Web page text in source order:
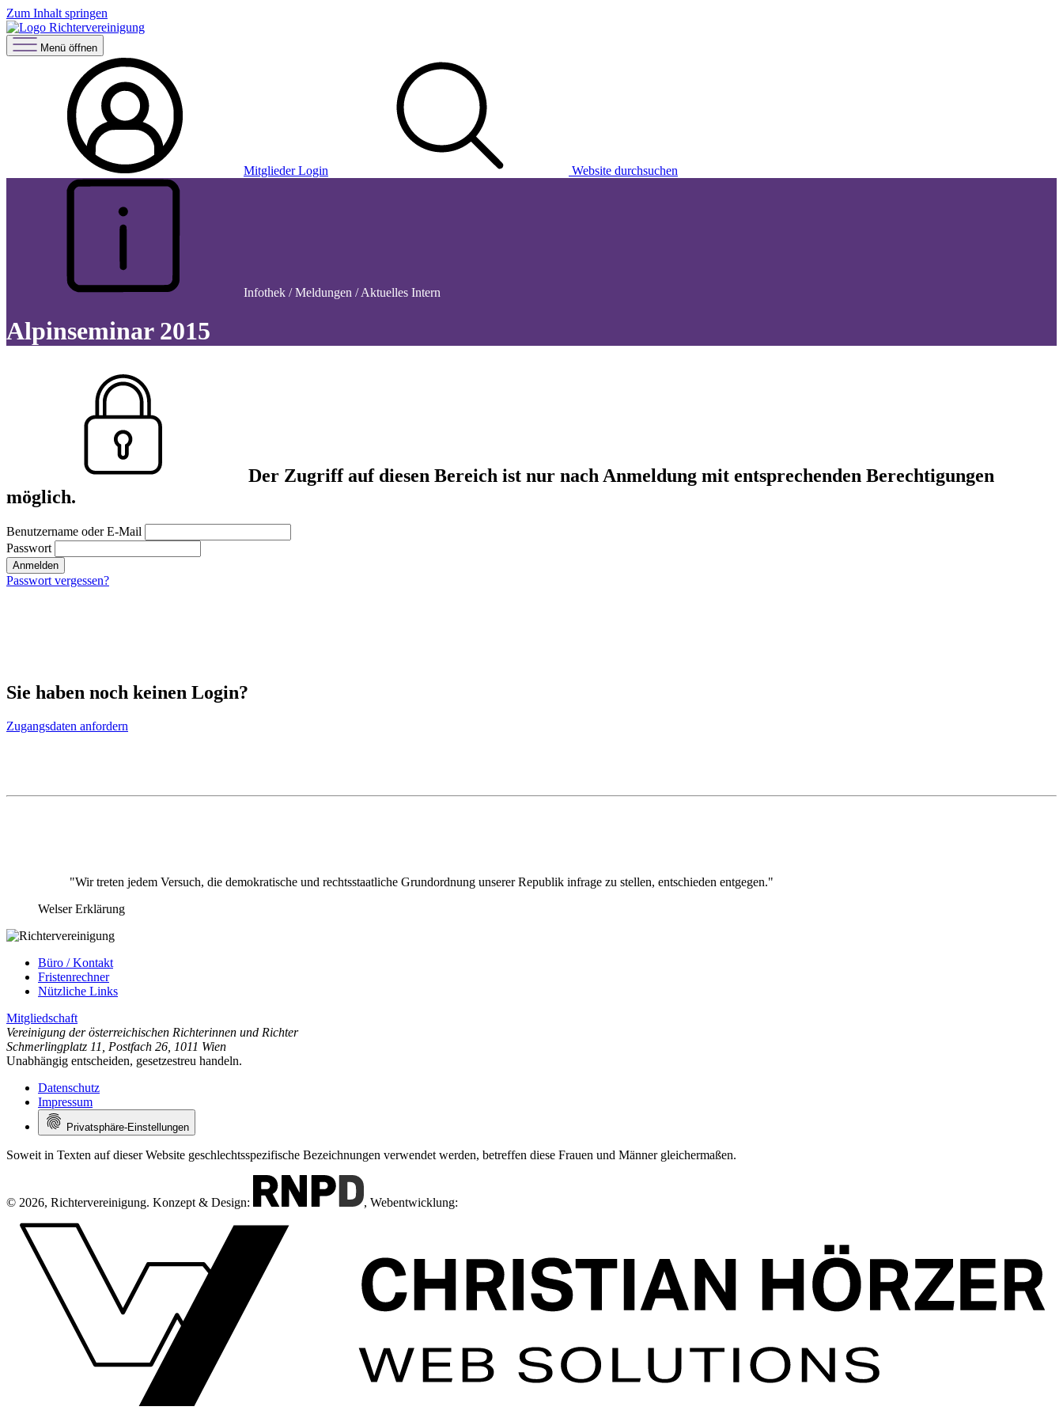
Zum Inhalt springen
Menü öffnen
Mitglieder Login Website durchsuchen
Infothek / Meldungen / Aktuelles Intern
Alpinseminar 2015
Der Zugriff auf diesen Bereich ist nur nach Anmeldung mit entsprechenden Berechtigungen
möglich.
Benutzername oder E-Mail
Passwort
Anmelden
Passwort vergessen?
Sie haben noch keinen Login?
Zugangsdaten anfordern
"Wir treten jedem Versuch, die demokratische und rechtsstaatliche Grundordnung unserer Republik infrage zu stellen, entschieden entgegen."
Welser Erklärung
Büro / Kontakt
Fristenrechner
Nützliche Links
Mitgliedschaft
Vereinigung der österreichischen Richterinnen und Richter
Schmerlingplatz 11, Postfach 26, 1011 Wien
Unabhängig entscheiden, gesetzestreu handeln.
Datenschutz
Impressum
Privatsphäre-Einstellungen
Soweit in Texten auf dieser Website geschlechtsspezifische Bezeichnungen verwendet werden, betreffen diese Frauen und Männer gleichermaßen.
© 2026, Richtervereinigung. Konzept & Design: , Webentwicklung: